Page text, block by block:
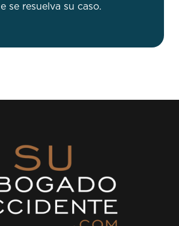
se resuelva su caso.